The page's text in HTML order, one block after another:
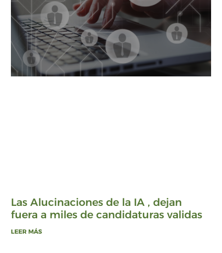
Las Alucinaciones de la IA , dejan
fuera a miles de candidaturas validas
LEER MÁS